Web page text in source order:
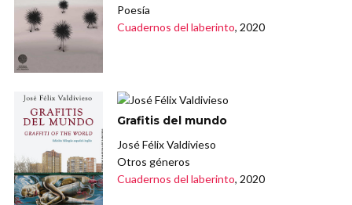
Poesía
Cuadernos del laberinto, 2020
Grafitis del mundo
José Félix Valdivieso
Otros géneros
Cuadernos del laberinto, 2020